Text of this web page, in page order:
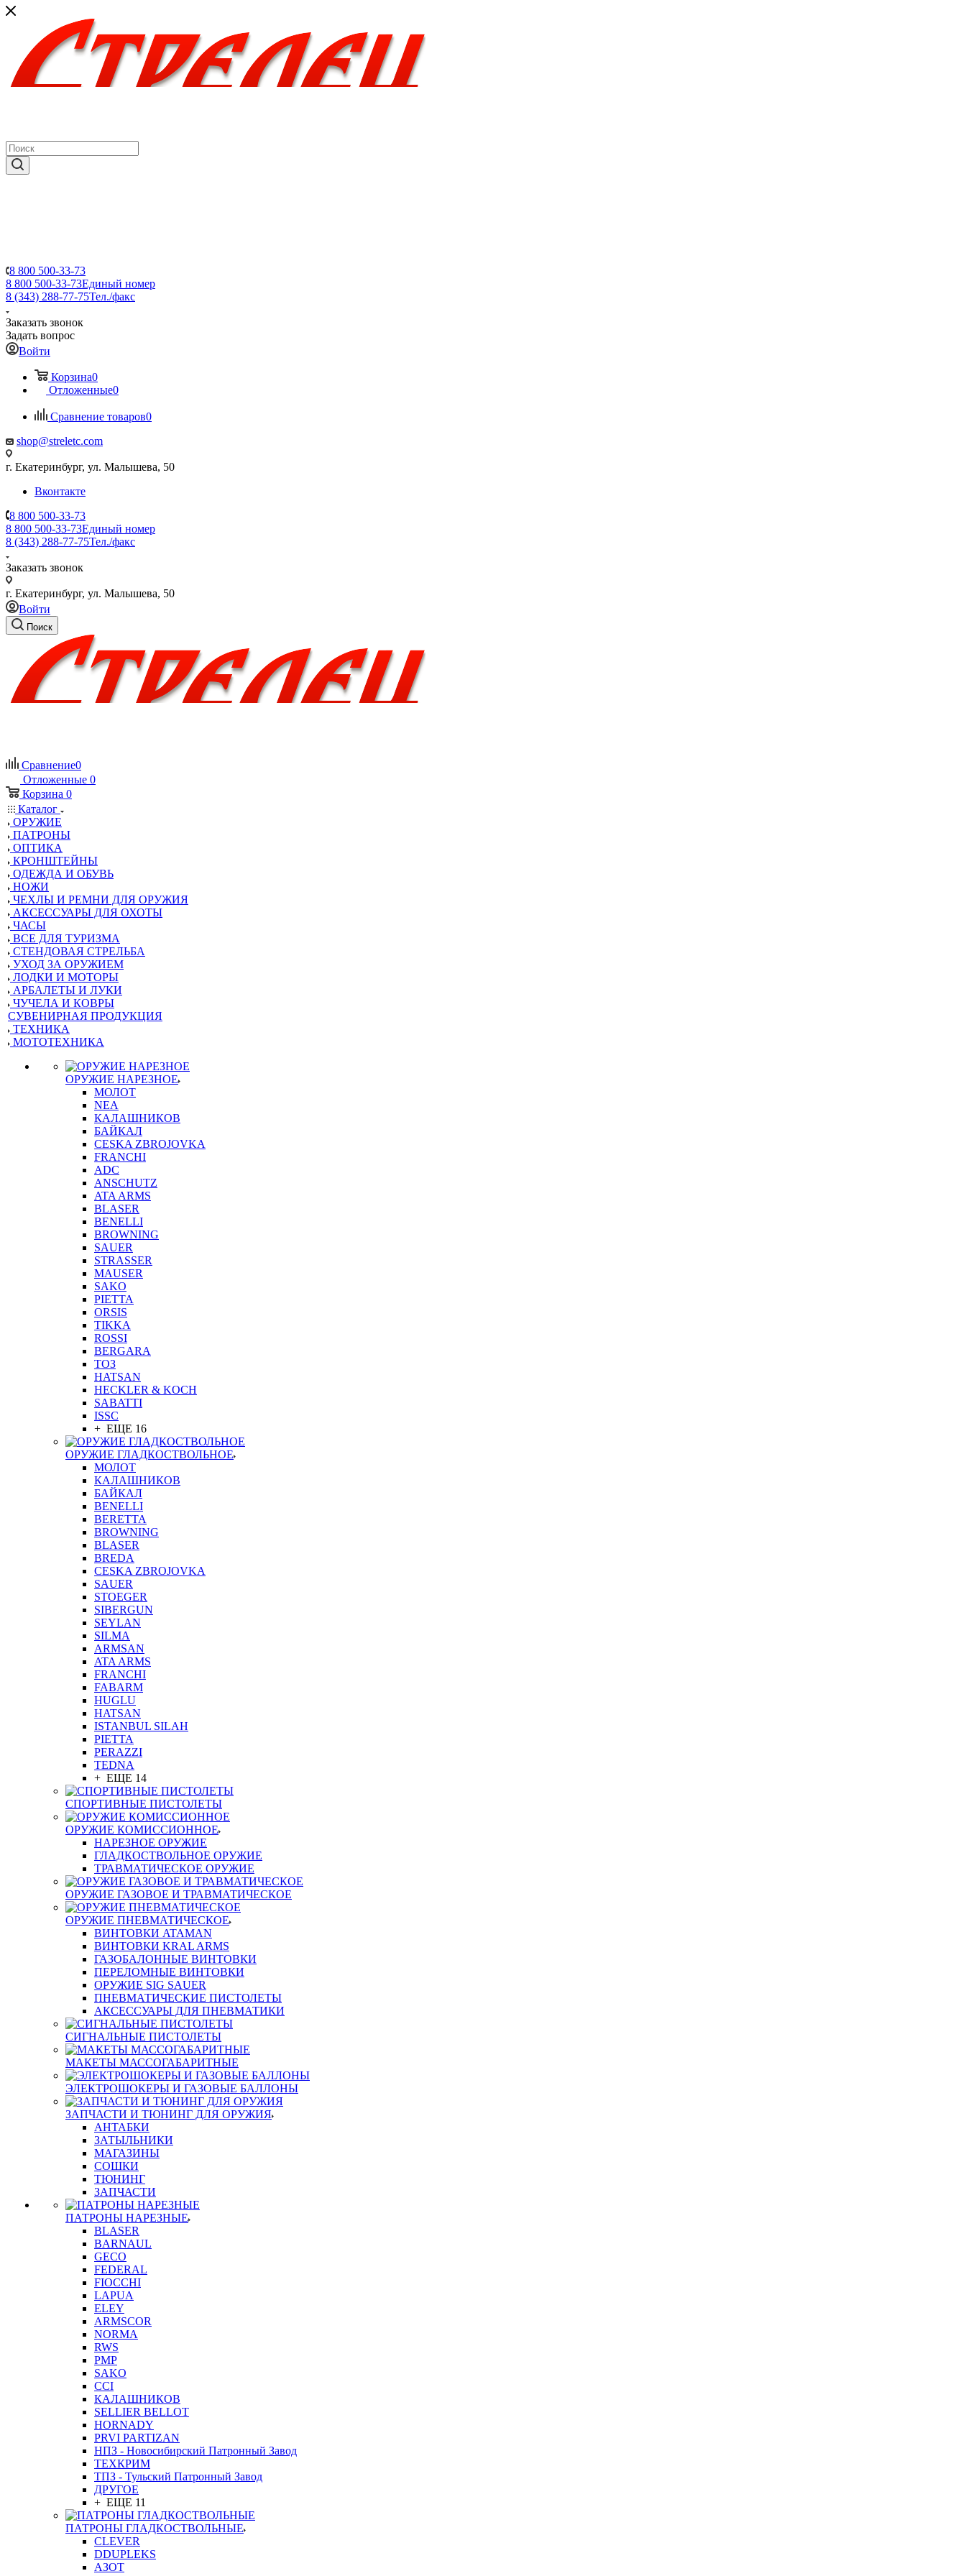
8 800 500-33-73
8 800 500-33-73Единый номер
8 (343) 288-77-75Тел./факс
Заказать звонок
Задать вопрос
Войти
Корзина0
Отложенные0
Сравнение товаров0
shop@streletc.com
г. Екатеринбург, ул. Малышева, 50
Вконтакте
8 800 500-33-73
8 800 500-33-73Единый номер
8 (343) 288-77-75Тел./факс
Заказать звонок
г. Екатеринбург, ул. Малышева, 50
Войти
Поиск
Сравнение0
Отложенные 0
Корзина 0
Каталог
ОРУЖИЕ
ПАТРОНЫ
ОПТИКА
КРОНШТЕЙНЫ
ОДЕЖДА И ОБУВЬ
НОЖИ
ЧЕХЛЫ И РЕМНИ ДЛЯ ОРУЖИЯ
АКСЕССУАРЫ ДЛЯ ОХОТЫ
ЧАСЫ
ВСЕ ДЛЯ ТУРИЗМА
СТЕНДОВАЯ СТРЕЛЬБА
УХОД ЗА ОРУЖИЕМ
ЛОДКИ И МОТОРЫ
АРБАЛЕТЫ И ЛУКИ
ЧУЧЕЛА И КОВРЫ
СУВЕНИРНАЯ ПРОДУКЦИЯ
ТЕХНИКА
МОТОТЕХНИКА
ОРУЖИЕ НАРЕЗНОЕ
МОЛОТ
NEA
КАЛАШНИКОВ
БАЙКАЛ
CESKA ZBROJOVKA
FRANCHI
ADC
ANSCHUTZ
ATA ARMS
BLASER
BENELLI
BROWNING
SAUER
STRASSER
MAUSER
SAKO
PIETTA
ORSIS
TIKKA
ROSSI
BERGARA
ТОЗ
HATSAN
HECKLER & KOCH
SABATTI
ISSC
+ ЕЩЕ 16
ОРУЖИЕ ГЛАДКОСТВОЛЬНОЕ
МОЛОТ
КАЛАШНИКОВ
БАЙКАЛ
BENELLI
BERETTA
BROWNING
BLASER
BREDA
CESKA ZBROJOVKA
SAUER
STOEGER
SIBERGUN
SEYLAN
SILMA
ARMSAN
ATA ARMS
FRANCHI
FABARM
HUGLU
HATSAN
ISTANBUL SILAH
PIETTA
PERAZZI
TEDNA
+ ЕЩЕ 14
СПОРТИВНЫЕ ПИСТОЛЕТЫ
ОРУЖИЕ КОМИССИОННОЕ
НАРЕЗНОЕ ОРУЖИЕ
ГЛАДКОСТВОЛЬНОЕ ОРУЖИЕ
ТРАВМАТИЧЕСКОЕ ОРУЖИЕ
ОРУЖИЕ ГАЗОВОЕ И ТРАВМАТИЧЕСКОЕ
ОРУЖИЕ ПНЕВМАТИЧЕСКОЕ
ВИНТОВКИ ATAMAN
ВИНТОВКИ KRAL ARMS
ГАЗОБАЛОННЫЕ ВИНТОВКИ
ПЕРЕЛОМНЫЕ ВИНТОВКИ
ОРУЖИЕ SIG SAUER
ПНЕВМАТИЧЕСКИЕ ПИСТОЛЕТЫ
АКСЕССУАРЫ ДЛЯ ПНЕВМАТИКИ
СИГНАЛЬНЫЕ ПИСТОЛЕТЫ
МАКЕТЫ МАССОГАБАРИТНЫЕ
ЭЛЕКТРОШОКЕРЫ И ГАЗОВЫЕ БАЛЛОНЫ
ЗАПЧАСТИ И ТЮНИНГ ДЛЯ ОРУЖИЯ
АНТАБКИ
ЗАТЫЛЬНИКИ
МАГАЗИНЫ
СОШКИ
ТЮНИНГ
ЗАПЧАСТИ
ПАТРОНЫ НАРЕЗНЫЕ
BLASER
BARNAUL
GEСO
FEDERAL
FIOCCHI
LAPUA
ELEY
ARMSCOR
NORMA
RWS
PMP
SAKO
CCI
КАЛАШНИКОВ
SELLIER BELLOT
HORNADY
PRVI PARTIZAN
НПЗ - Новосибирский Патронный Завод
ТЕХКРИМ
ТПЗ - Тульский Патронный Завод
ДРУГОЕ
+ ЕЩЕ 11
ПАТРОНЫ ГЛАДКОСТВОЛЬНЫЕ
CLEVER
DDUPLEKS
АЗОТ